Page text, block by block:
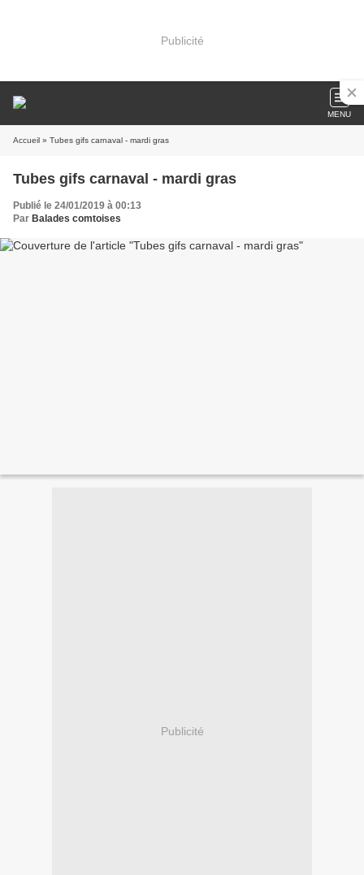
Publicité
MENU
Accueil » Tubes gifs carnaval - mardi gras
Tubes gifs carnaval - mardi gras
Publié le 24/01/2019 à 00:13
Par Balades comtoises
Publicité